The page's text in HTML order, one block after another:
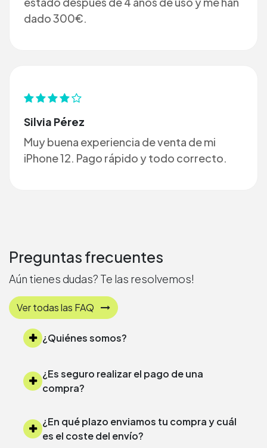
dado 300€.
Silvia Pérez
Muy buena experiencia de venta de mi
iPhone 12. Pago rápido y todo correcto.
Preguntas frecuentes
Aún tienes dudas? Te las resolvemos!
Ver todas las FAQ
¿Quiénes somos?
¿Es seguro realizar el pago de una
compra?
¿En qué plazo enviamos tu compra y cuál
es el coste del envío?